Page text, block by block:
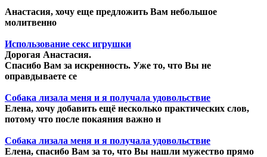
Анастасия, хочу еще предложить Вам небольшое
молитвенно
Использование секс игрушки
Дорогая Анастасия.
Спасибо Вам за искренность. Уже то, что Вы не
оправдываете се
Собака лизала меня и я получала удовольствие
Елена, хочу добавить ещё несколько практических слов,
потому что после покаяния важно н
Собака лизала меня и я получала удовольствие
Елена, спасибо Вам за то, что Вы нашли мужество прямо